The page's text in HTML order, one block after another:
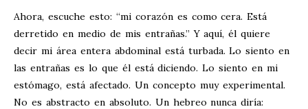
Ahora, escuche esto: “mi corazón es como cera. Está
derretido en medio de mis entrañas.” Y aquí, él quiere
decir mi área entera abdominal está turbada. Lo siento en
las entrañas es lo que él está diciendo. Lo siento en mi
estómago, está afectado. Un concepto muy experimental.
No es abstracto en absoluto. Un hebreo nunca diría: